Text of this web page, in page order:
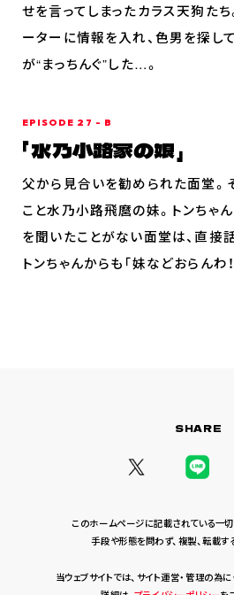
せを言ってしまったカラス天狗た
ーターに情報を入れ、色男を探し
が“まっちんぐ”した…。
EPISODE 27 - B
水乃小路家の娘
父から見合いを勧められた面堂。
こと水乃小路飛麿の妹。トンちゃ
を聞いたことがない面堂は、直接話
トンちゃんからも「妹などおらんわ
SHARE
このホームページに記載されている一切
手段や形態を問わず、複製、転載す
当ウェブサイトでは、サイト運営・管理の為